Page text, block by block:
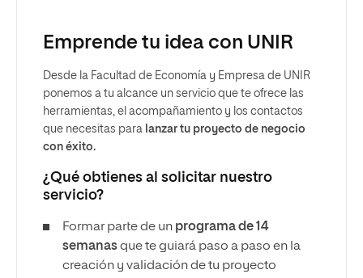
Más información
Emprende tu idea con UNIR
Desde la Facultad de Economía y Empresa de UNIR
ponemos a tu alcance un servicio que te ofrece las
herramientas, el acompañamiento y los contactos
que necesitas para lanzar tu proyecto de negocio
con éxito.
¿Qué obtienes al solicitar nuestro
servicio?
Formar parte de un programa de 14
semanasque te guiará paso a paso en la
creación y validación de tu proyecto